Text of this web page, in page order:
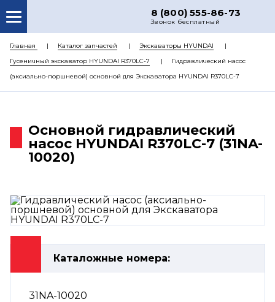
8 (800) 555-86-73
Звонок бесплатный
О НАС
КАТАЛОГ ЗАПЧАСТЕЙ
РЕМОНТ
ЦЕНЫ
Главная Каталог запчастей
Экскаваторы HYUNDAI
Гусеничный экскаватор HYUNDAI R370LC-7
Гидравлический насос
(аксиально-поршневой) основной для Экскаватора HYUNDAI R370LC-7
Основной гидравлический
насос HYUNDAI R370LC-7 (31NA-
10020)
Каталожные номера:
31NA-10020